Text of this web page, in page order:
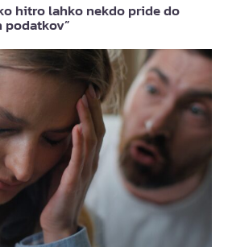
hitro lahko nekdo pride do